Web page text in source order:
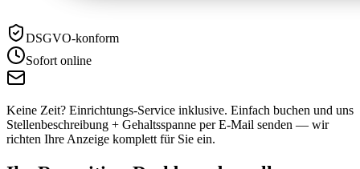
DSGVO-konform
Sofort online
Keine Zeit? Einrichtungs-Service inklusive. Einfach buchen und uns
Stellenbeschreibung + Gehaltsspanne per E-Mail senden — wir
richten Ihre Anzeige komplett für Sie ein.